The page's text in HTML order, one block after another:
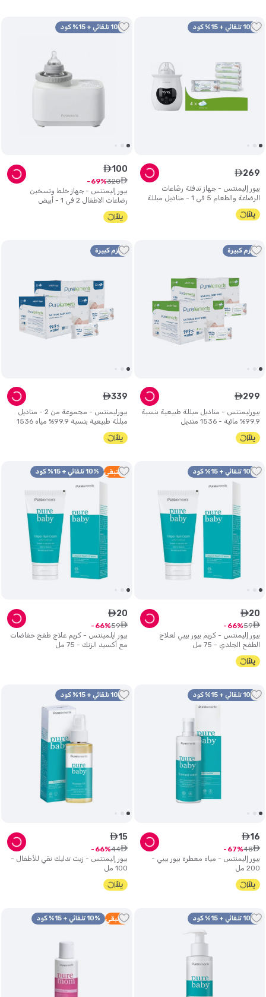
10% تلقائي + 15% كود
بيور إليمنتس - جهاز تدفئة رضّاعات
الرضاعة والطعام 5 في 1 - مناديل مبللة
من 4 قطع - 256 قطعة
ê269
10% تلقائي + 15% كود
بيور إليمنتس - جهاز خلط وتسخين
رضاعات الاطفال 2 في 1 - أبيض
ê100
ê
320
69
حزم كبيرة
بيورليمنتس - مناديل مبللة طبيعية بنسبة
99.9% مائية - 1536 منديل
ê299
حزم كبيرة
بيورليمنتس - مجموعة من 2 - مناديل
مبللة طبيعية بنسبة 99.9% مياه 1536
قطعة
ê339
10% تلقائي + 15% كود
بيور إليمنتس - كريم بيور بيبي لعلاج
الطفح الجلدي - 75 مل
ê20
ê
59
66
3 متبقي 10% تلقائي + 15% كود
بيور ايلمينتس - كريم علاج طفح حفاضات
مع أكسيد الزنك - 75 مل
ê20
ê
59
66
10% تلقائي + 15% كود
بيور إليمنتس - مياه معطرة بيور بيبي -
200 مل
ê16
ê
48
67
10% تلقائي + 15% كود
بيور إليمنتس - زيت تدليك نقي للأطفال -
100 مل
ê15
ê
44
66
10% تلقائي + 15% كود 1 متبقي 10% تلقائي + 15% كود